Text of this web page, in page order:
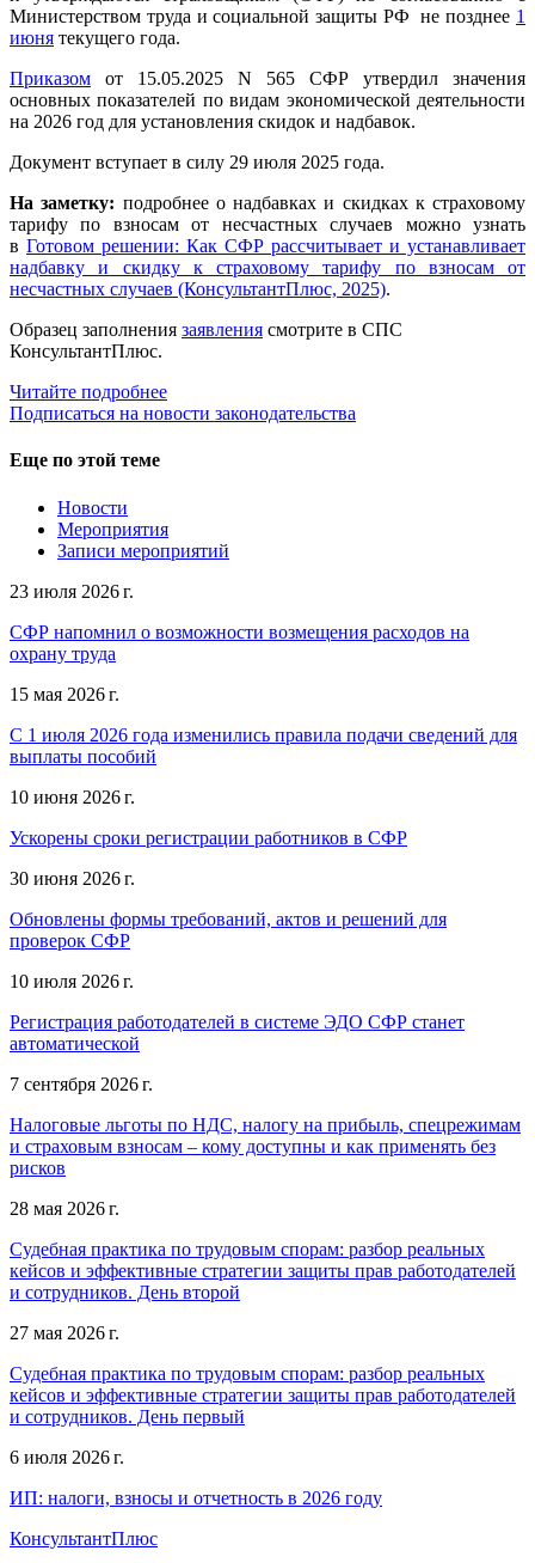
Министерством труда и социальной защиты РФ не позднее 1
июня текущего года.
Приказом от 15.05.2025 N 565 СФР утвердил значения
основных показателей по видам экономической деятельности
на 2026 год для установления скидок и надбавок.
Документ вступает в силу 29 июля 2025 года.
На заметку: подробнее о надбавках и скидках к страховому
тарифу по взносам от несчастных случаев можно узнать
в Готовом решении: Как СФР рассчитывает и устанавливает
надбавку и скидку к страховому тарифу по взносам от
несчастных случаев (КонсультантПлюс, 2025).
Образец заполнения заявления смотрите в СПС
КонсультантПлюс.
Читайте подробнее
Подписаться на новости законодательства
Еще по этой теме
Новости
Мероприятия
Записи мероприятий
23 июля 2026 г.
СФР напомнил о возможности возмещения расходов на
охрану труда
15 мая 2026 г.
С 1 июля 2026 года изменились правила подачи сведений для
выплаты пособий
10 июня 2026 г.
Ускорены сроки регистрации работников в СФР
30 июня 2026 г.
Обновлены формы требований, актов и решений для
проверок СФР
10 июля 2026 г.
Регистрация работодателей в системе ЭДО СФР станет
автоматической
7 сентября 2026 г.
Налоговые льготы по НДС, налогу на прибыль, спецрежимам
и страховым взносам – кому доступны и как применять без
рисков
28 мая 2026 г.
Судебная практика по трудовым спорам: разбор реальных
кейсов и эффективные стратегии защиты прав работодателей
и сотрудников. День второй
27 мая 2026 г.
Судебная практика по трудовым спорам: разбор реальных
кейсов и эффективные стратегии защиты прав работодателей
и сотрудников. День первый
6 июля 2026 г.
ИП: налоги, взносы и отчетность в 2026 году
КонсультантПлюс